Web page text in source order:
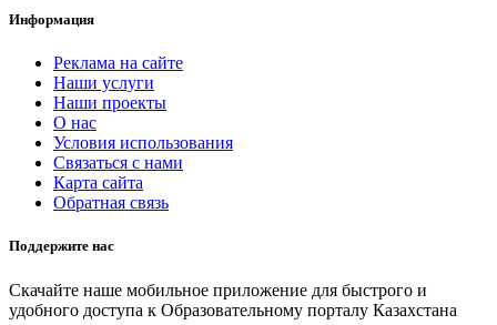
Информация
Реклама на сайте
Наши услуги
Наши проекты
О нас
Условия использования
Связаться с нами
Карта сайта
Обратная связь
Поддержите нас
Скачайте наше мобильное приложение для быстрого и
удобного доступа к Образовательному порталу Казахстана